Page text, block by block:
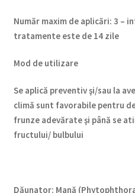
Număr maxim de aplicări: 3 –
tratamente este de 14 zile
Mod de utilizare
Se aplică preventiv şi/sau la
climă sunt favorabile pentru
frunze adevărate şi până se
fructului/ bulbului
Dăunator: Mană